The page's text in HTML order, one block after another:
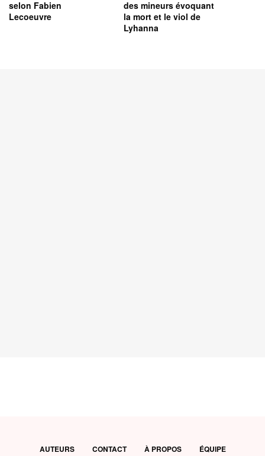
selon Fabien
Lecoeuvre
des mineurs évoquant
la mort et le viol de
Lyhanna
AUTEURS CONTACT À PROPOS ÉQUIPE